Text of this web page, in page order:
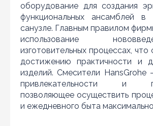
оборудование для создания
функциональных ансамблей
санузле. Главным правилом
использование
изготовительных процессах, что
достижению практичности и
изделий. Смесители HansGrohe
привлекательности и
позволяющее осуществить
и ежедневного быта
Нашли дешевле?
Уважаемы клиенты нашего магазина!
по интернету нашли цену нужного
дешевле чем у нас... дайте нам знать,
предложить более выгодную для Вас